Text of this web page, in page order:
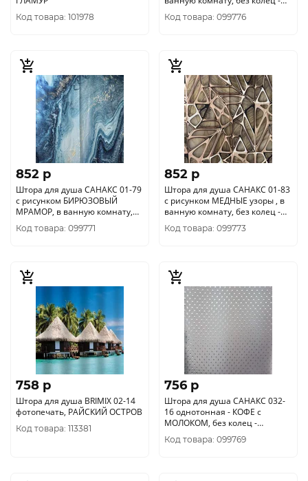
Код товара: 101978
полиэстэр
Код товара: 099776
852 p
Штора для душа САНАКС 01-79
с рисунком БИРЮЗОВЫЙ
МРАМОР, в ванную комнату,
без колец - полиэстэр
Код товара: 099771
852 p
Штора для душа САНАКС 01-83
с рисунком МЕДНЫЕ узоры , в
ванную комнату, без колец -
полиэстэр
Код товара: 099773
758 p
Штора для душа BRIMIX 02-14
фотопечать, РАЙСКИЙ ОСТРОВ
Код товара: 113381
756 p
Штора для душа САНАКС 032-
16 однотонная - КОФЕ с
МОЛОКОМ, без колец -
полиэстэр 180х180
Код товара: 099769